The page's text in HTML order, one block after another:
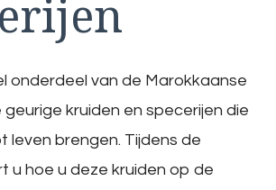
onderdeel van de Marokkaanse
geurige kruiden en specerijen die
leven brengen. Tijdens de
u hoe u deze kruiden op de